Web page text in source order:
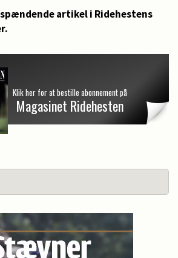
artikel i Ridehestens
Klik her for at bestille abonnement på
Magasinet Ridehesten